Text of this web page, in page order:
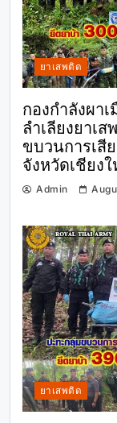
ยาเสพติด
กองกำลังผา
ลำเลียงยาเ
ขบวนการเสี
จังหวัดเชียง
Admin
ยาเสพติด